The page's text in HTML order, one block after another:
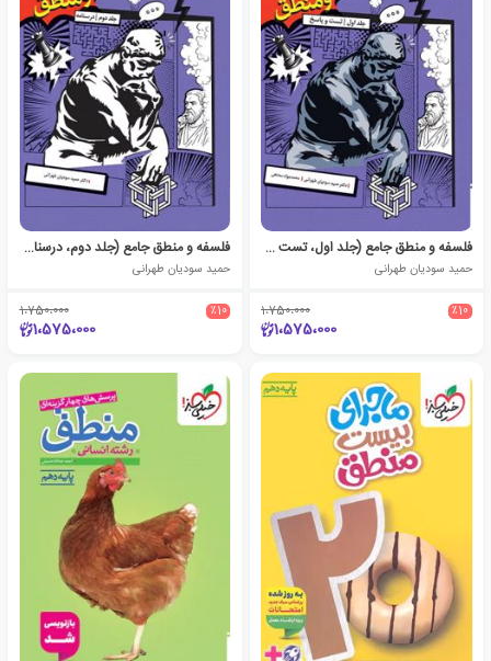
فلسفه و منطق جامع (جلد اول، تست و پاسخ)
حمید سودیان طهرانی
٪10 1،750،000
1،575،000
فلسفه و منطق جامع (جلد دوم، درسنامه)
حمید سودیان طهرانی
٪10 1،750،000
1،575،000